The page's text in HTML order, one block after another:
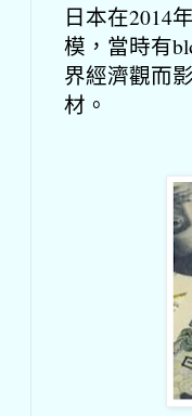
日本在2014
模，當時有
界經濟觀而
材。